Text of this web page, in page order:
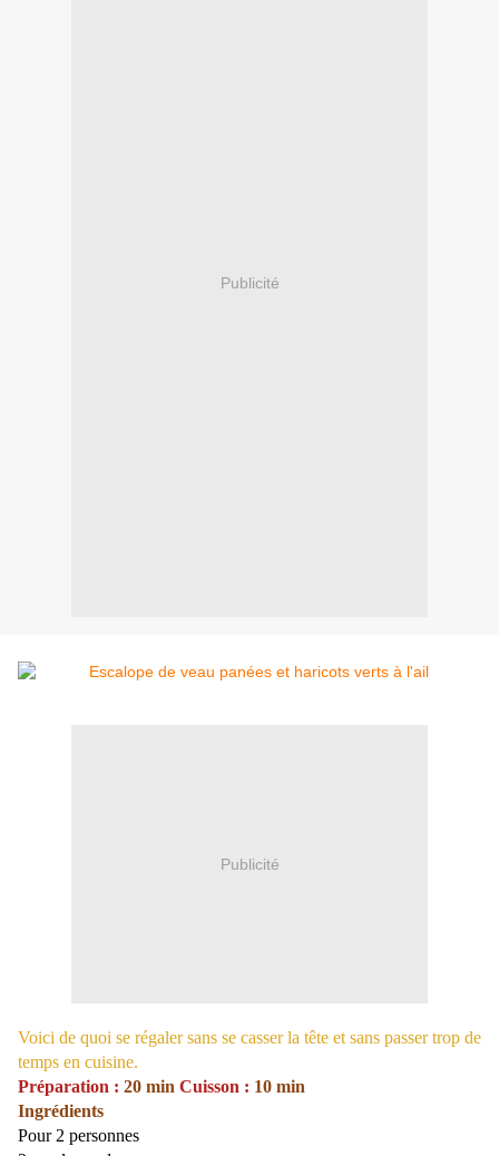
Publicité
Publicité
Voici de quoi se régaler sans se casser la tête et sans passer trop de
temps en cuisine.
Préparation : 20 min Cuisson : 10 min
Ingrédients
Pour 2 personnes